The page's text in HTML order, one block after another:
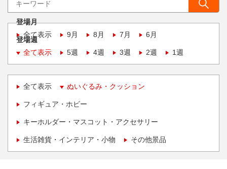
登場月
全て表示
9月 8月 7月 6月
登場週
全て表示
5週 4週 3週 2週 1週
全て表示 ぬいぐるみ・クッション
フィギュア・ホビー
キーホルダー・マスコット・アクセサリー
生活雑貨・インテリア・小物 その他景品